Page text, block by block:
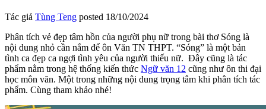
Tác giả Tùng Teng posted 18/10/2024
Phân tích vẻ đẹp tâm hồn của người phụ nữ trong bài thơ Sóng là
nội dung nhỏ cần nắm để ôn Văn TN THPT. “Sóng” là một bản
tình ca đẹp ca ngợi tình yêu của người thiếu nữ. Đây cũng là tác
phẩm nằm trong hệ thống kiến thức Ngữ văn 12 cũng như ôn thi đại
học môn văn. Một trong những nội dung trọng tâm khi phân tích tác
phẩm. Cùng tham khảo nhé!